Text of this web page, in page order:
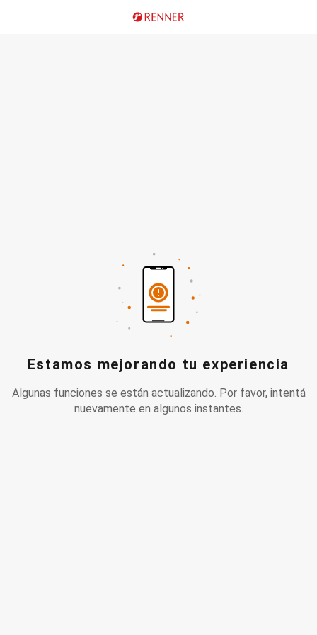
Estamos mejorando tu experiencia
Algunas funciones se están actualizando. Por favor, intentá
nuevamente en algunos instantes.